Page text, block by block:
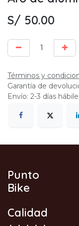
S/ 50.00
Términos y
Garantía de
Envío: 2-3 días
Punto
Bike
Calidad